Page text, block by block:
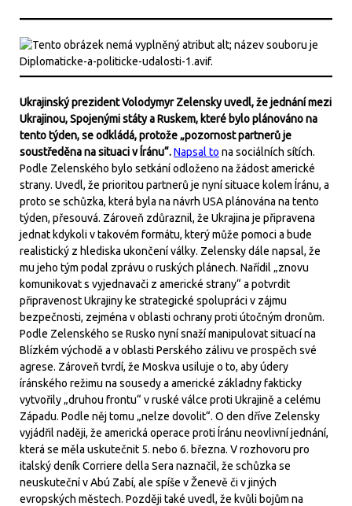
Ukrajinský prezident Volodymyr Zelensky uvedl, že jednání mezi
Ukrajinou, Spojenými státy a Ruskem, které bylo plánováno na
tento týden, se odkládá, protože „pozornost partnerů je
soustředěna na situaci v Íránu“.Napsal to na sociálních sítích.
Podle Zelenského bylo setkání odloženo na žádost americké
strany. Uvedl, že prioritou partnerů je nyní situace kolem Íránu, a
proto se schůzka, která byla na návrh USA plánována na tento
týden, přesouvá. Zároveň zdůraznil, že Ukrajina je připravena
jednat kdykoli v takovém formátu, který může pomoci a bude
realistický z hlediska ukončení války. Zelensky dále napsal, že
mu jeho tým podal zprávu o ruských plánech. Nařídil „znovu
komunikovat s vyjednavači z americké strany“ a potvrdit
připravenost Ukrajiny ke strategické spolupráci v zájmu
bezpečnosti, zejména v oblasti ochrany proti útočným dronům.
Podle Zelenského se Rusko nyní snaží manipulovat situací na
Blízkém východě a v oblasti Perského zálivu ve prospěch své
agrese. Zároveň tvrdí, že Moskva usiluje o to, aby údery
íránského režimu na sousedy a americké základny fakticky
vytvořily „druhou frontu“ v ruské válce proti Ukrajině a celému
Západu. Podle něj tomu „nelze dovolit“. O den dříve Zelensky
vyjádřil naději, že americká operace proti Íránu neovlivní jednání,
která se měla uskutečnit 5. nebo 6. března. V rozhovoru pro
italský deník Corriere della Sera naznačil, že schůzka se
neuskuteční v Abú Zabí, ale spíše v Ženevě či v jiných
evropských městech. Později také uvedl, že kvůli bojům na